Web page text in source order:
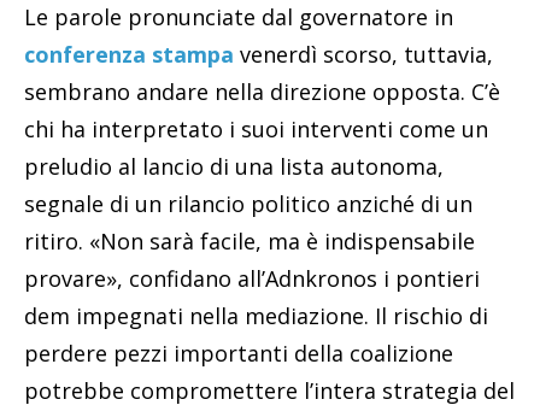
Le parole pronunciate dal governatore in
conferenza stampa venerdì scorso, tuttavia,
sembrano andare nella direzione opposta. C’è
chi ha interpretato i suoi interventi come un
preludio al lancio di una lista autonoma,
segnale di un rilancio politico anziché di un
ritiro. «Non sarà facile, ma è indispensabile
provare», confidano all’Adnkronos i pontieri
dem impegnati nella mediazione. Il rischio di
perdere pezzi importanti della coalizione
potrebbe compromettere l’intera strategia del